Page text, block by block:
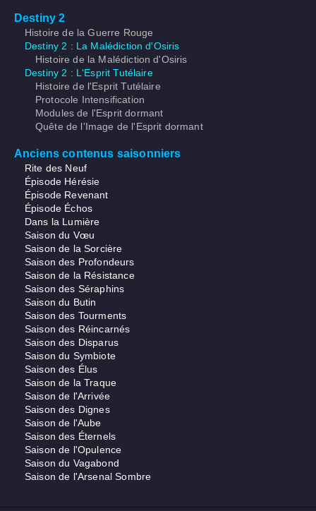
Destiny 2
Histoire de la Guerre Rouge
Destiny 2 : La Malédiction d'Osiris
Histoire de la Malédiction d'Osiris
Destiny 2 : L'Esprit Tutélaire
Histoire de l'Esprit Tutélaire
Protocole Intensification
Modules de l'Esprit dormant
Quête de l'Image de l'Esprit dormant
Anciens contenus saisonniers
Rite des Neuf
Épisode Hérésie
Épisode Revenant
Épisode Échos
Dans la Lumière
Saison du Vœu
Saison de la Sorcière
Saison des Profondeurs
Saison de la Résistance
Saison des Séraphins
Saison du Butin
Saison des Tourments
Saison des Réincarnés
Saison des Disparus
Saison du Symbiote
Saison des Élus
Saison de la Traque
Saison de l'Arrivée
Saison des Dignes
Saison de l'Aube
Saison des Éternels
Saison de l'Opulence
Saison du Vagabond
Saison de l'Arsenal Sombre